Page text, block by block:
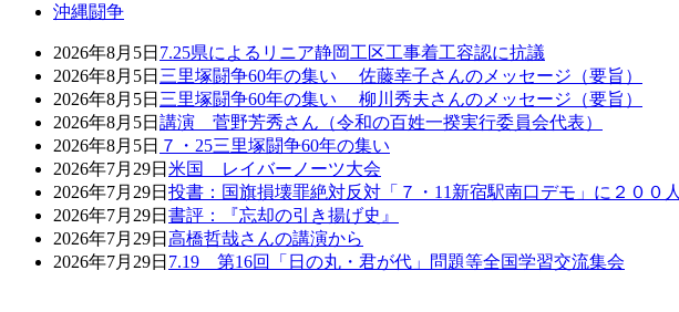
沖縄闘争
2026年8月5日 7.25県によるリニア静岡工区工事着工容認に抗議
2026年8月5日 三里塚闘争60年の集い 佐藤幸子さんのメッセージ（要旨）
2026年8月5日 三里塚闘争60年の集い 柳川秀夫さんのメッセージ（要旨）
2026年8月5日 講演 菅野芳秀さん（令和の百姓一揆実行委員会代表）
2026年8月5日 ７・25三里塚闘争60年の集い
2026年7月29日 米国 レイバーノーツ大会
2026年7月29日 投書：国旗損壊罪絶対反対「７・11新宿駅南口デモ」に２００人
2026年7月29日 書評：『忘却の引き揚げ史』
2026年7月29日 高橋哲哉さんの講演から
2026年7月29日 7.19 第16回「日の丸・君が代」問題等全国学習交流集会